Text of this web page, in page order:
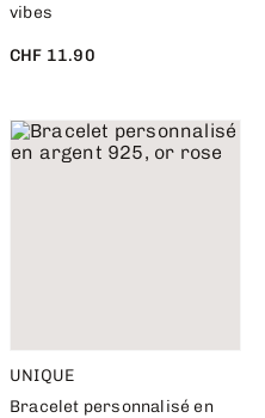
vibes
CHF 11.90
UNIQUE
Bracelet personnalisé en